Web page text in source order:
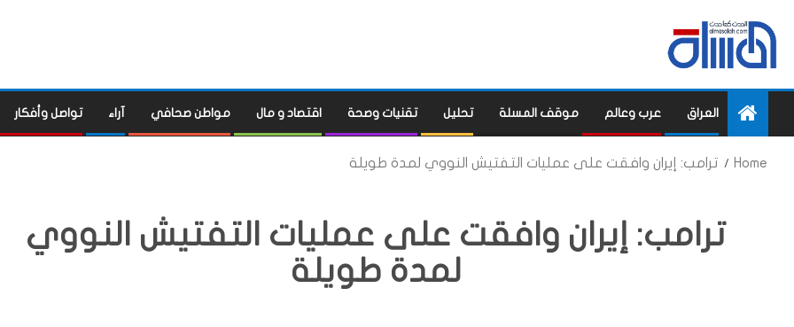
العراق عرب وعالم موقف المسلة تحليل تقنيات وصحة اقتصاد و مال مواطن صحافي آراء تواصل وأفكار
Home ترامب: إيران وافقت على عمليات التفتيش النووي لمدة طويلة
ترامب: إيران وافقت على عمليات التفتيش النووي
لمدة طويلة